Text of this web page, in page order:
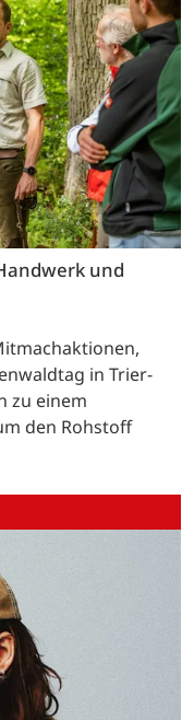
und
in Trier-
zu einem
den Rohstoff